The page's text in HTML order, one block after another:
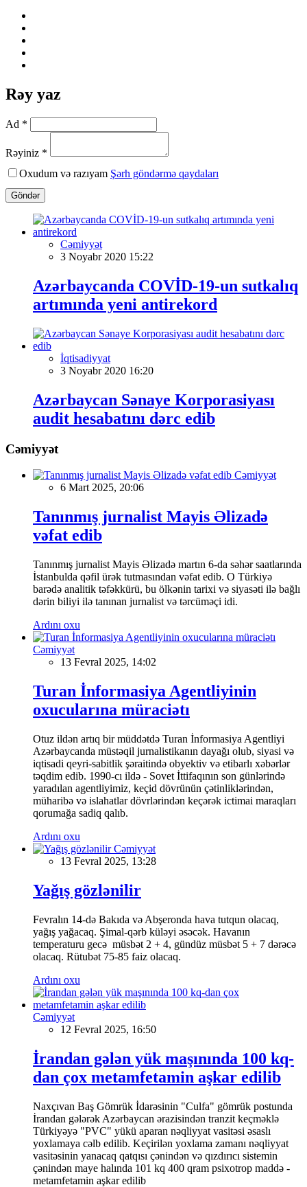
Rəy yaz
Ad *
Rəyiniz *
Oxudum və razıyam Şərh göndərmə qaydaları
Göndər
Cəmiyyət
3 Noyabr 2020 15:22
Azərbaycanda COVİD-19-un sutkalıq
artımında yeni antirekord
İqtisadiyyat
3 Noyabr 2020 16:20
Azərbaycan Sənaye Korporasiyası
audit hesabatını dərc edib
Cəmiyyət
Cəmiyyət
6 Mart 2025, 20:06
Tanınmış jurnalist Mayis Əlizadə
vəfat edib
Tanınmış jurnalist Mayis Əlizadə martın 6-da səhər saatlarında
İstanbulda qəfil ürək tutmasından vəfat edib. O Türkiyə
barədə analitik təfəkkürü, bu ölkənin tarixi və siyasəti ilə bağlı
dərin biliyi ilə tanınan jurnalist və tərcüməçi idi.
Ardını oxu
Cəmiyyət
13 Fevral 2025, 14:02
Turan İnformasiya Agentliyinin
oxucularına müraciətı
Otuz ildən artıq bir müddətdə Turan İnformasiya Agentliyi
Azərbaycanda müstəqil jurnalistikanın dayağı olub, siyasi və
iqtisadi qeyri-sabitlik şəraitində obyektiv və etibarlı xəbərlər
təqdim edib. 1990-cı ildə - Sovet İttifaqının son günlərində
yaradılan agentliyimiz, keçid dövrünün çətinliklərindən,
müharibə və islahatlar dövrlərindən keçərək ictimai maraqları
qorumağa sadiq qalıb.
Ardını oxu
Cəmiyyət
13 Fevral 2025, 13:28
Yağış gözlənilir
Fevralın 14-də Bakıda və Abşeronda hava tutqun olacaq,
yağış yağacaq. Şimal-qərb küləyi əsəcək. Havanın
temperaturu gecə müsbət 2 + 4, gündüz müsbət 5 + 7 dərəcə
olacaq. Rütubət 75-85 faiz olacaq.
Ardını oxu
Cəmiyyət
12 Fevral 2025, 16:50
İrandan gələn yük maşınında 100 kq-
dan çox metamfetamin aşkar edilib
Naxçıvan Baş Gömrük İdarəsinin "Culfa" gömrük postunda
İrandan gələrək Azərbaycan ərazisindən tranzit keçməklə
Türkiyəyə "PVC" yükü aparan nəqliyyat vasitəsi əsaslı
yoxlamaya cəlb edilib. Keçirilən yoxlama zamanı nəqliyyat
vasitəsinin yanacaq qatqısı çənindən və qızdırıcı sistemin
çənindən maye halında 101 kq 400 qram psixotrop maddə -
metamfetamin aşkar edilib